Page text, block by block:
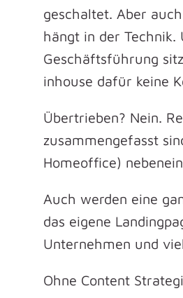
geschaltet. Aber
hängt in der
Geschäftsführung
inhouse dafür keine
Übertrieben? Nein.
zusammengefasst
Homeoffice)
Auch werden eine
das eigene
Unternehmen und
Ohne Content